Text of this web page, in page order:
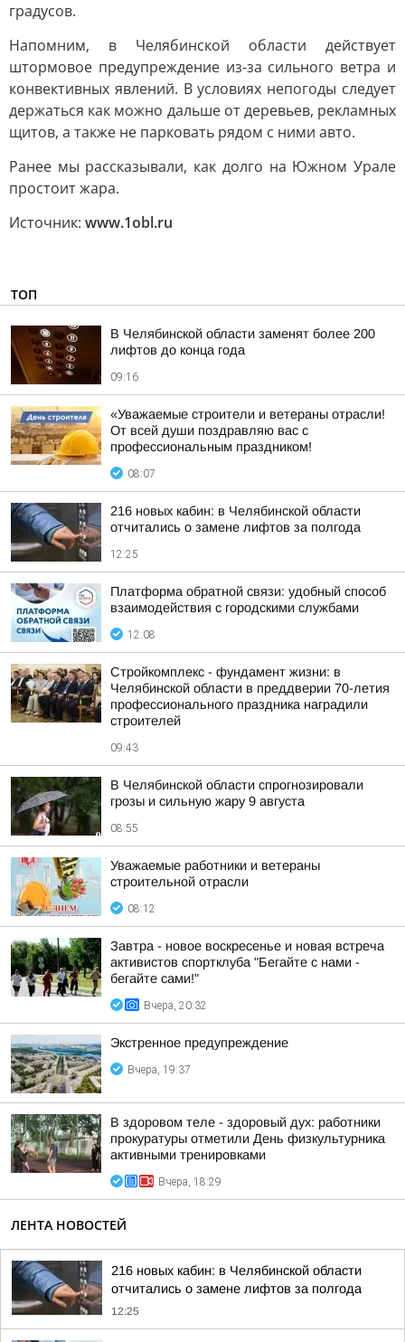
градусов.
Напомним, в Челябинской области действует
штормовое предупреждение из-за сильного ветра и
конвективных явлений. В условиях непогоды следует
держаться как можно дальше от деревьев, рекламных
щитов, а также не парковать рядом с ними авто.
Ранее мы рассказывали, как долго на Южном Урале
простоит жара.
Источник: www.1obl.ru
ТОП
В Челябинской области заменят более 200
лифтов до конца года
09:16
«Уважаемые строители и ветераны отрасли!
От всей души поздравляю вас с
профессиональным праздником!
08:07
216 новых кабин: в Челябинской области
отчитались о замене лифтов за полгода
12:25
Платформа обратной связи: удобный способ
взаимодействия с городскими службами
12:08
Стройкомплекс - фундамент жизни: в
Челябинской области в преддверии 70-летия
профессионального праздника наградили
строителей
09:43
В Челябинской области спрогнозировали
грозы и сильную жару 9 августа
08:55
Уважаемые работники и ветераны
строительной отрасли
08:12
Завтра - новое воскресенье и новая встреча
активистов спортклуба "Бегайте с нами -
бегайте сами!"
Вчера, 20:32
Экстренное предупреждение
Вчера, 19:37
В здоровом теле - здоровый дух: работники
прокуратуры отметили День физкультурника
активными тренировками
Вчера, 18:29
ЛЕНТА НОВОСТЕЙ
216 новых кабин: в Челябинской области
отчитались о замене лифтов за полгода
12:25